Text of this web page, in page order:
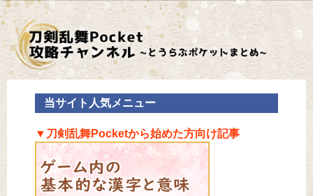
当サイト人気メニュー
▼刀剣乱舞Pocketから始めた方向け記事